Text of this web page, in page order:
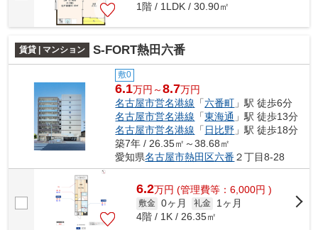
1階 / 1LDK / 30.90㎡
賃貸 | マンション S-FORT熱田六番
敷0
6.1万円～8.7万円
名古屋市営名港線 「六番町 」駅 徒歩6分
名古屋市営名港線 「東海通 」駅 徒歩13分
名古屋市営名港線 「 日比野 」駅 徒歩18分
築7年 / 26.35㎡～38.68㎡
愛知県名古屋市熱田区六番 ２丁目8-28
6.2万円 (管理費等：6,000円 )
敷金 0ヶ月 礼金
1ヶ月
4階 / 1K / 26.35㎡